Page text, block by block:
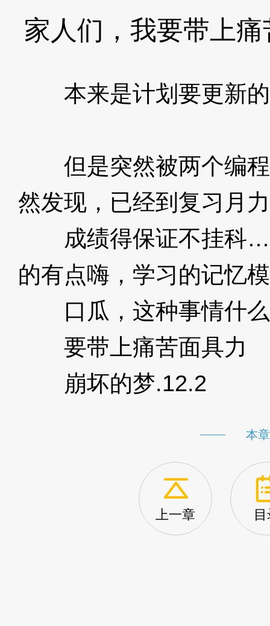
家人们，我要带上
本来是计划要更新的
但是突然被两个编程
然发现，已经到复习月
成绩得保证不挂科
的有点嗨，学习的记忆
口瓜，这种事情什么
要带上痛苦面具力
崩坏的梦.12.2
本
上一章